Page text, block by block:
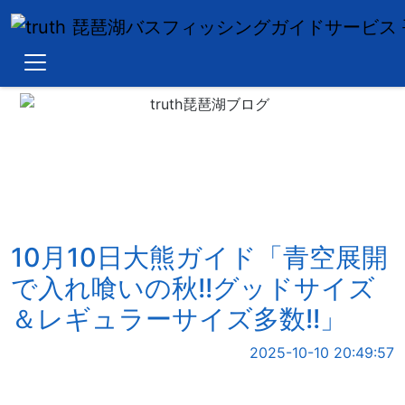
Blog top
10月10日大熊ガイド「青空展開
で入れ喰いの秋!!グッドサイズ
＆レギュラーサイズ多数!!」
2025-10-10 20:49:57